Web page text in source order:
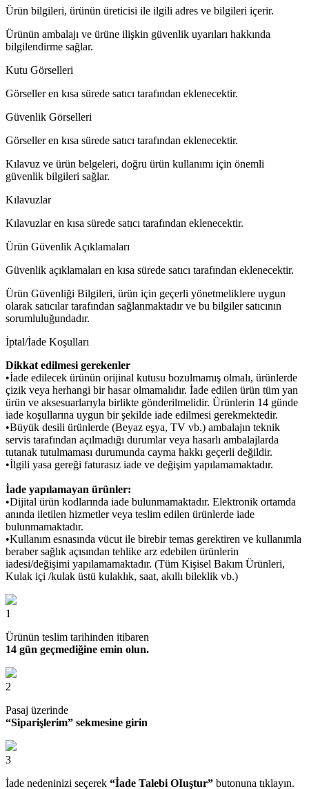
Ürün bilgileri, ürünün üreticisi ile ilgili adres ve bilgileri içerir.
Ürünün ambalajı ve ürüne ilişkin güvenlik uyarıları hakkında
bilgilendirme sağlar.
Kutu Görselleri
Görseller en kısa sürede satıcı tarafından eklenecektir.
Güvenlik Görselleri
Görseller en kısa sürede satıcı tarafından eklenecektir.
Kılavuz ve ürün belgeleri, doğru ürün kullanımı için önemli
güvenlik bilgileri sağlar.
Kılavuzlar
Kılavuzlar en kısa sürede satıcı tarafından eklenecektir.
Ürün Güvenlik Açıklamaları
Güvenlik açıklamaları en kısa sürede satıcı tarafından eklenecektir.
Ürün Güvenliği Bilgileri, ürün için geçerli yönetmeliklere uygun
olarak satıcılar tarafından sağlanmaktadır ve bu bilgiler satıcının
sorumluluğundadır.
İptal/İade Koşulları
Dikkat edilmesi gerekenler
•İade edilecek ürünün orijinal kutusu bozulmamış olmalı, ürünlerde
çizik veya herhangi bir hasar olmamalıdır. İade edilen ürün tüm yan
ürün ve aksesuarlarıyla birlikte gönderilmelidir. Ürünlerin 14 günde
iade koşullarına uygun bir şekilde iade edilmesi gerekmektedir.
•Büyük desili ürünlerde (Beyaz eşya, TV vb.) ambalajın teknik
servis tarafından açılmadığı durumlar veya hasarlı ambalajlarda
tutanak tutulmaması durumunda cayma hakkı geçerli değildir.
•İlgili yasa gereği faturasız iade ve değişim yapılamamaktadır.
İade yapılamayan ürünler:
•Dijital ürün kodlarında iade bulunmamaktadır. Elektronik ortamda
anında iletilen hizmetler veya teslim edilen ürünlerde iade
bulunmamaktadır.
•Kullanım esnasında vücut ile birebir temas gerektiren ve kullanımla
beraber sağlık açısından tehlike arz edebilen ürünlerin
iadesi/değişimi yapılamamaktadır. (Tüm Kişisel Bakım Ürünleri,
Kulak içi /kulak üstü kulaklık, saat, akıllı bileklik vb.)
1
Ürünün teslim tarihinden itibaren
14 gün geçmediğine emin olun.
2
Pasaj üzerinde
“Siparişlerim” sekmesine girin
3
İade nedeninizi seçerek “İade Talebi OIuştur” butonuna tıklayın.